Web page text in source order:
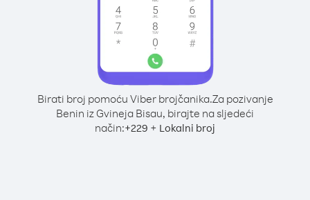
Birati broj pomoću Viber brojčanika.Za pozivanje
Benin iz Gvineja Bisau, birajte na sljedeći
način:+229 + Lokalni broj